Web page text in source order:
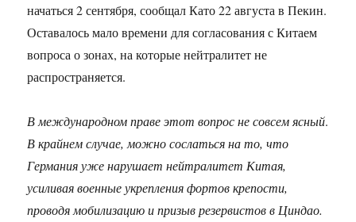
начаться 2 сентября, сообщал Като 22 августа в Пекин.
Оставалось мало времени для согласования с Китаем
вопроса о зонах, на которые нейтралитет не
распространяется.
В международном праве этот вопрос не совсем ясный.
В крайнем случае, можно сослаться на то, что
Германия уже нарушает нейтралитет Китая,
усиливая военные укрепления фортов крепости,
проводя мобилизацию и призыв резервистов в Циндао.